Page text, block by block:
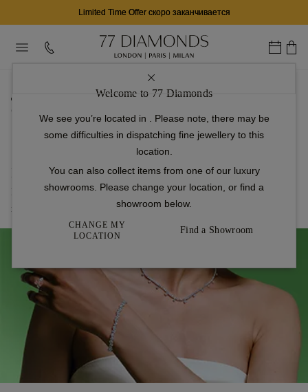
Limited Time Offer скоро заканчивается
Welcome to 77 Diamonds
We see you’re located in
. Please note, there may be
some difficulties in dispatching fine jewellery to this
location.
You can also collect items from one of our luxury
showrooms. Please change your location, or find a
showroom below.
CHANGE MY
LOCATION
Find a Showroom
домашняя страница
Кольца с бриллиантами
Emerald Cut Diamond Band Engagement Rings
Emerald Cut Diamond Band Engagement Rings
Вневременная классика с неизменным шармом — идеальное
кольцо, символизирующее вашу любовь и преданность.